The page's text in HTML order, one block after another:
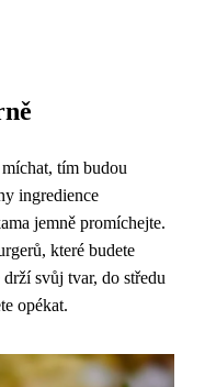
tím budou
ingredience
jemně promíchejte.
které budete
svůj tvar, do středu
opékat.